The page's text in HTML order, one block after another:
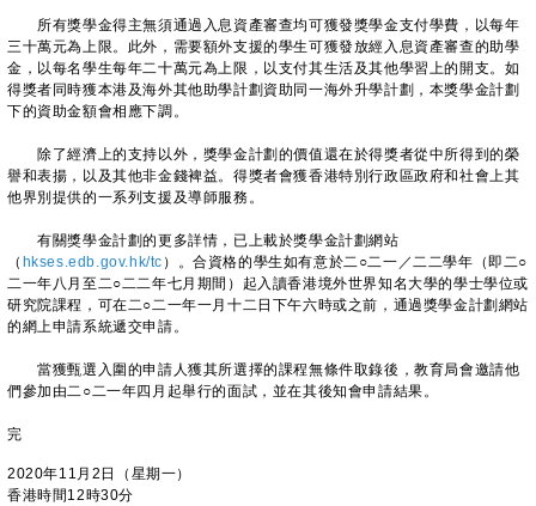
所有獎學金得主無須通過入息資產審查均可獲發獎學金支付學費，以每年
三十萬元為上限。此外，需要額外支援的學生可獲發放經入息資產審查的助學
金，以每名學生每年二十萬元為上限，以支付其生活及其他學習上的開支。如
得獎者同時獲本港及海外其他助學計劃資助同一海外升學計劃，本獎學金計劃
下的資助金額會相應下調。
除了經濟上的支持以外，獎學金計劃的價值還在於得獎者從中所得到的榮
譽和表揚，以及其他非金錢裨益。得獎者會獲香港特別行政區政府和社會上其
他界別提供的一系列支援及導師服務。
有關獎學金計劃的更多詳情，已上載於獎學金計劃網站
（ hkses.edb.gov.hk/tc ）。合資格的學生如有意於二○二一／二二學年（即二○
二一年八月至二○二二年七月期間）起入讀香港境外世界知名大學的學士學位或
研究院課程，可在二○二一年一月十二日下午六時或之前，通過獎學金計劃網站
的網上申請系統遞交申請。
當獲甄選入圍的申請人獲其所選擇的課程無條件取錄後，教育局會邀請他
們參加由二○二一年四月起舉行的面試，並在其後知會申請結果。
完
2020年11月2日（星期一）
香港時間12時30分